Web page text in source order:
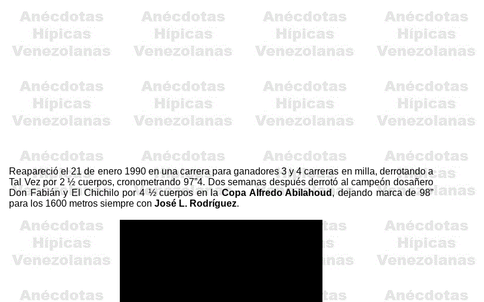
Reapareció el 21 de enero 1990 en una carrera para ganadores 3 y 4 carreras en milla, derrotando a
Tal Vez por 2 ½ cuerpos, cronometrando 97”4. Dos semanas después derrotó al campeón dosañero
Don Fabián y El Chichilo por 4 ½ cuerpos enlaCopa Alfredo Abilahoud, dejando marca de98”
para los 1600 metros siempre conJosé L. Rodríguez.